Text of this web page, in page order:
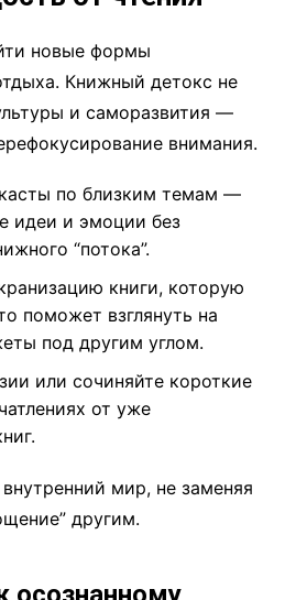
новые формы
Книжный детокс не
и саморазвития —
внимания.
по близким темам —
идеи и эмоции без
“потока”.
книги, которую
поможет взглянуть на
под другим углом.
или сочиняйте короткие
от уже
мир, не заменяя
другим.